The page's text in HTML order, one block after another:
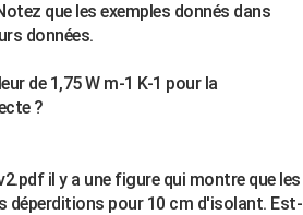
que les exemples donnés dans
données.
de 1,75 W m-1 K-1 pour la
?
il y a une figure qui montre que les
déperditions pour 10 cm d'isolant. Est-